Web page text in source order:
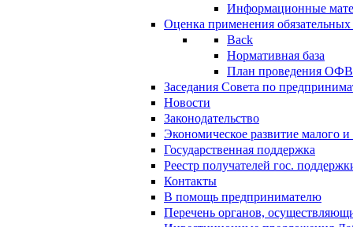
Информационные
Оценка применения
Back
Нормативная база
План проведения
Заседания Совета по
Новости
Законодательство
Экономическое развитие малого и
Государственная поддержка
Реестр получателей гос.
Контакты
В помощь предпринимателю
Перечень органов,